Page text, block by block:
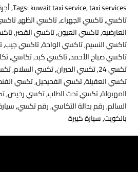
Tags:kuwait taxi service,taxi services
,
تاكسي,تاكسي الجهراء,تاكسي الظهر,
العارضيه,تاكسي العيون,تاكسي القصر,
تاكسي النسيم,تاكسي الواحة,تاكسي جيب,
تاكسي صباح الأحمد,تاكسي كبد,تكاسي,
تكسي 24
,تكسي الخيران,تكسي السلام,
تكسي العقيلة,تكسي الفحيحيل,تكسي
المهبولة,تكسي تحت الطلب,تكسي رخيص,
السالم,رقم بدالة التكاسي,رقم تكسي,
بالكويت,سيارة كبيرة